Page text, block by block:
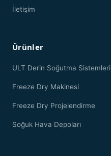
İletişim
Ürünler
ULT Derin Soğutma Sistemleri
Freeze Dry Makinesi
Freeze Dry Projelendirme
Soğuk Hava Depoları